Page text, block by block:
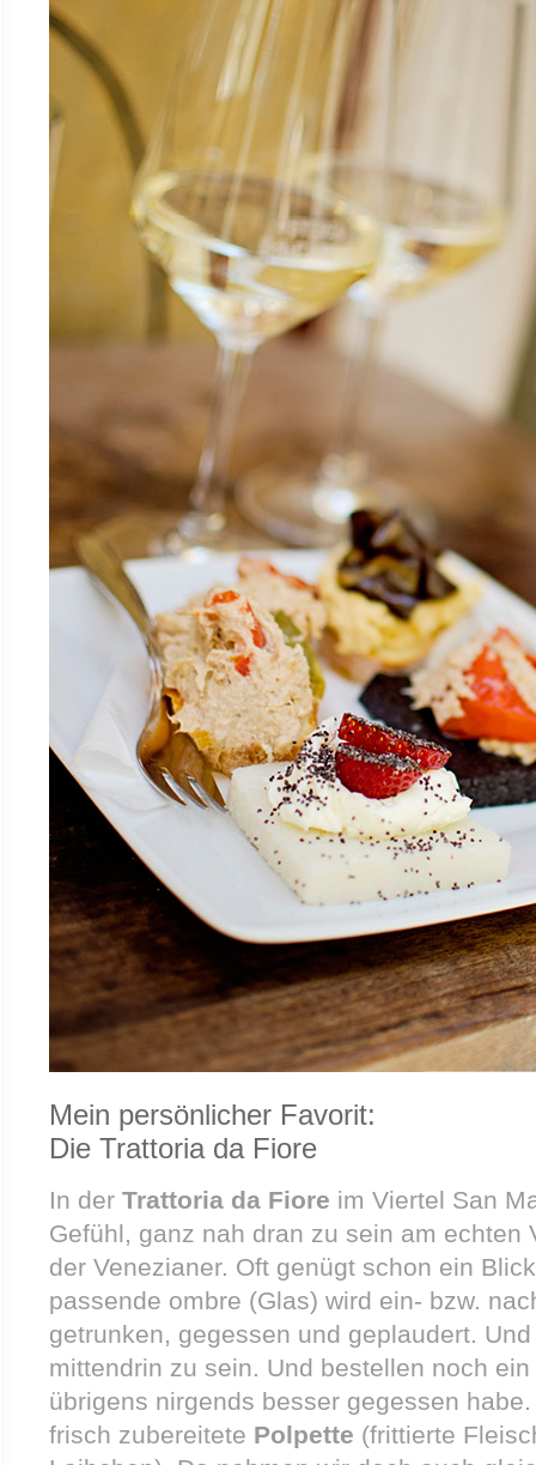
Mein persönlicher Favorit:
Die Trattoria da Fiore
In der Trattoria da Fiore im Viertel San
Gefühl, ganz nah dran zu sein am echten
der Venezianer. Oft genügt schon ein
passende ombre (Glas) wird ein- bzw.
getrunken, gegessen und geplaudert.
mittendrin zu sein. Und bestellen noch
übrigens nirgends besser gegessen
frisch zubereitete Polpette (frittierte